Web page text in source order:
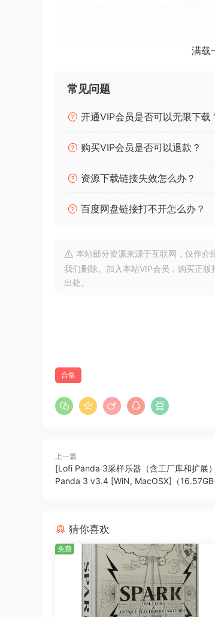
Clark Audoi PRIME Trap &
Clark Audoi PRISM Kawaii
Clark Audoi R&B MIDI Pack
Clark Audoi Soul Tape
Clark Audoi VILLANZ Sinister
Clark Audoi was started by lead
many major record labels and
Instruments. In 2018 Clark Audoi
desiqners form around the world.
🏠 HomePage
满载
常见问题
开通VIP会员是否可以无限下载
购买VIP会员是否可以退款？
资源下载链接失效怎么办？
百度网盘链接打不开怎么办？
本站部分资源来源于互联网，仅作
我们删除。加入本站VIP会员，购买正版
出处。
合集
上一篇
[Lofi Panda 3采样乐器（含工厂库和扩展
Panda 3 v3.4 [WiN, MacOSX]（
猜你喜欢
免费